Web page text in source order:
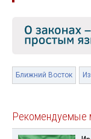
Ближний Восток
Рекомендуемые